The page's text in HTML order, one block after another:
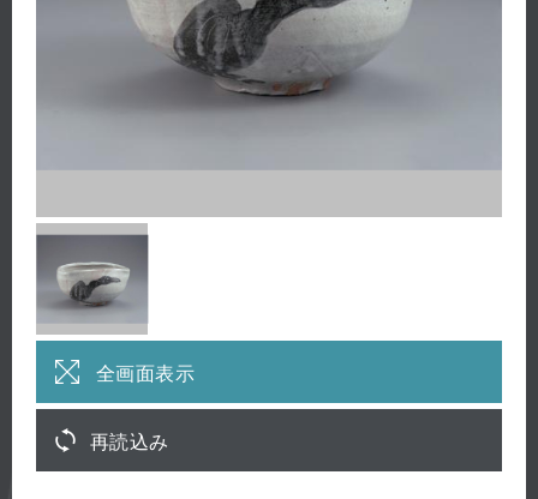
全画面表示
再読込み